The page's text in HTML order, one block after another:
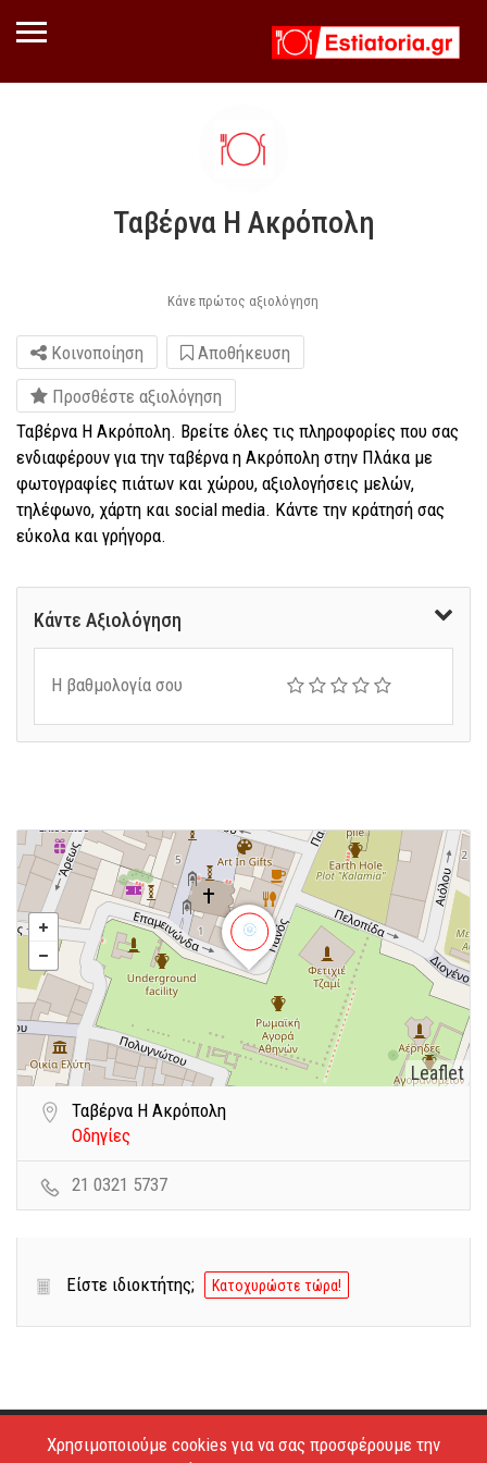
Ταβέρνα Η Ακρόπολη
Κάνε πρώτος αξιολόγηση
Κοινοποίηση
Αποθήκευση
Προσθέστε αξιολόγηση
Ταβέρνα Η Ακρόπολη. Βρείτε όλες τις πληροφορίες που σας
ενδιαφέρουν για την ταβέρνα η Ακρόπολη στην Πλάκα με
φωτογραφίες πιάτων και χώρου, αξιολογήσεις μελών,
τηλέφωνο, χάρτη και social media. Κάντε την κράτησή σας
εύκολα και γρήγορα.
Κάντε Αξιολόγηση
Η βαθμολογία σου
Leaflet
Ταβέρνα Η Ακρόπολη
Οδηγίες
21 0321 5737
Είστε ιδιοκτήτης; Κατοχυρώστε τώρα!
Copyright © 2026 - Estiatoria. All Rights Reserved.
Χρησιμοποιούμε cookies για να σας προσφέρουμε την